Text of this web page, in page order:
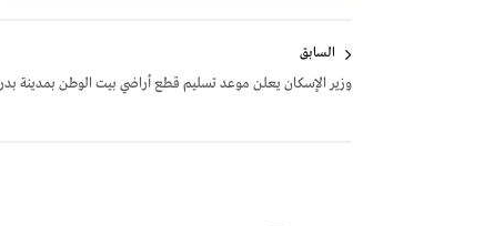
المقالات
السابق
وزير الإسكان يعلن موعد تسليم قطع أراضي بيت الوطن بمدينة بدر